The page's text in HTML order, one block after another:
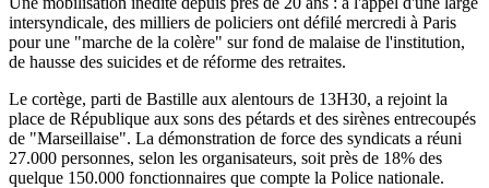
intersyndicale, des milliers de policiers ont défilé mercredi à Paris
pour une "marche de la colère" sur fond de malaise de l'institution,
de hausse des suicides et de réforme des retraites.
Le cortège, parti de Bastille aux alentours de 13H30, a rejoint la
place de République aux sons des pétards et des sirènes entrecoupés
de "Marseillaise". La démonstration de force des syndicats a réuni
27.000 personnes, selon les organisateurs, soit près de 18% des
quelque 150.000 fonctionnaires que compte la Police nationale.